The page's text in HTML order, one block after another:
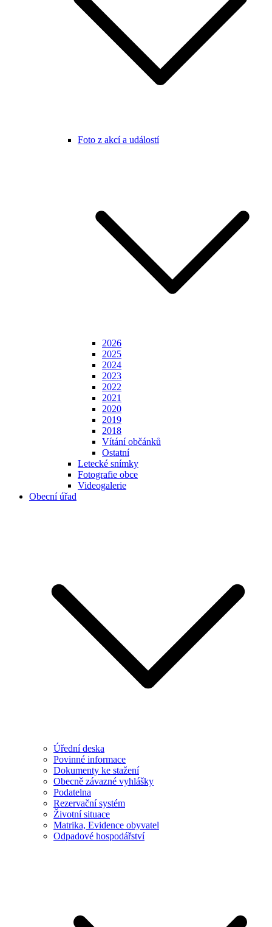
Foto z akcí a událostí
2026
2025
2024
2023
2022
2021
2020
2019
2018
Vítání občánků
Ostatní
Letecké snímky
Fotografie obce
Videogalerie
Obecní úřad
Úřední deska
Povinné informace
Dokumenty ke stažení
Obecně závazné vyhlášky
Podatelna
Rezervační systém
Životní situace
Matrika, Evidence obyvatel
Odpadové hospodářství